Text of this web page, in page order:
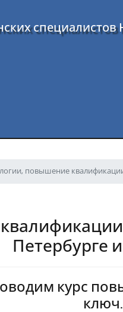
повышение
Петербурге
курс
ключ.